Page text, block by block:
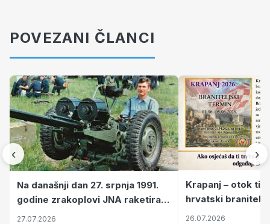
POVEZANI ČLANCI
‹
Na današnji dan 27. srpnja 1991.
godine zrakoplovi JNA raketirali
su vojarnu i obučni centar "Nikola
27.07.2026
Krapanj – otok
hrvatski branitelji
pronalaze mir
26.07.2026
›